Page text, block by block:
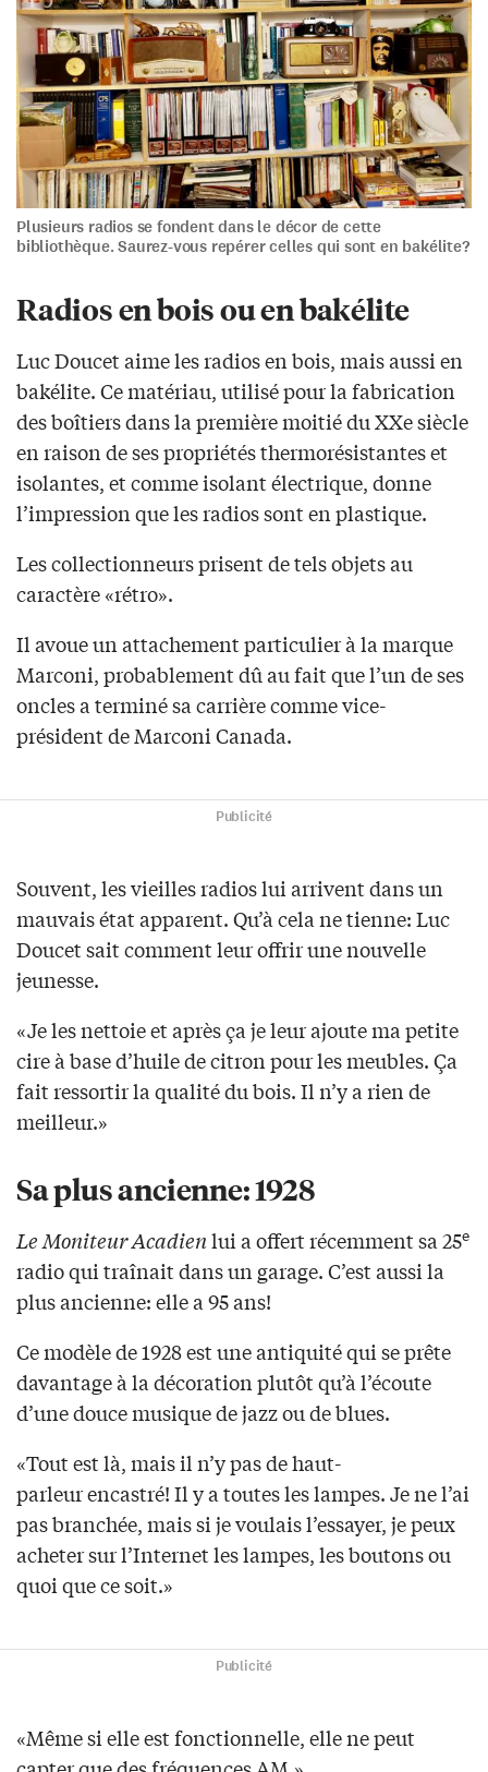
Plusieurs radios se fondent dans le décor de cette
bibliothèque. Saurez-vous repérer celles qui sont en bakélite?
Radios en bois ou en bakélite
Luc Doucet aime les radios en bois, mais aussi en
bakélite. Ce matériau, utilisé pour la fabrication
des boîtiers dans la première moitié du XXe siècle
en raison de ses propriétés thermorésistantes et
isolantes, et comme isolant électrique, donne
l’impression que les radios sont en plastique.
Les collectionneurs prisent de tels objets au
caractère «rétro».
Il avoue un attachement particulier à la marque
Marconi, probablement dû au fait que l’un de ses
oncles a terminé sa carrière comme vice-
président de Marconi Canada.
Publicité
Souvent, les vieilles radios lui arrivent dans un
mauvais état apparent. Qu’à cela ne tienne: Luc
Doucet sait comment leur offrir une nouvelle
jeunesse.
«Je les nettoie et après ça je leur ajoute ma petite
cire à base d’huile de citron pour les meubles. Ça
fait ressortir la qualité du bois. Il n’y a rien de
meilleur.»
Sa plus ancienne: 1928
Le Moniteur Acadienlui a offert récemment sa 25e
radio qui traînait dans un garage. C’est aussi la
plus ancienne: elle a 95 ans!
Ce modèle de 1928 est une antiquité qui se prête
davantage à la décoration plutôt qu’à l’écoute
d’une douce musique de jazz ou de blues.
«Tout est là, mais il n’y pas de haut-
parleur encastré! Il y a toutes les lampes. Je ne l’ai
pas branchée, mais si je voulais l’essayer, je peux
acheter sur l’Internet les lampes, les boutons ou
quoi que ce soit.»
Publicité
«Même si elle est fonctionnelle, elle ne peut